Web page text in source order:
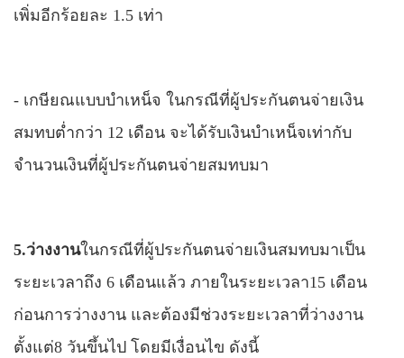
เพิ่มอีกร้อยละ 1.5 เท่า
- เกษียณแบบบำเหน็จ ในกรณีที่ผู้ประกันตนจ่ายเงิน
สมทบต่ำกว่า 12 เดือน จะได้รับเงินบำเหน็จเท่ากับ
จำนวนเงินที่ผู้ประกันตนจ่ายสมทบมา
5.ว่างงานในกรณีที่ผู้ประกันตนจ่ายเงินสมทบมาเป็น
ระยะเวลาถึง 6 เดือนแล้ว ภายในระยะเวลา15 เดือน
ก่อนการว่างงาน และต้องมีช่วงระยะเวลาที่ว่างงาน
ตั้งแต่8 วันขึ้นไป โดยมีเงื่อนไข ดังนี้